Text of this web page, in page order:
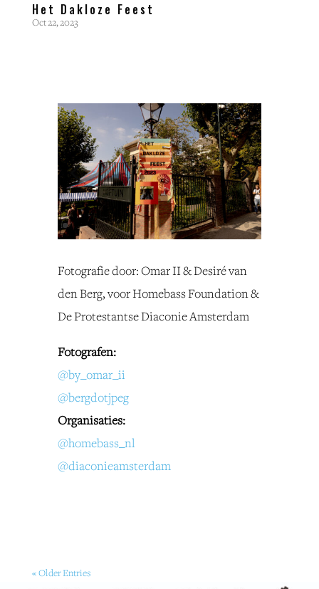
Het Dakloze Feest
Oct 22, 2023
Fotografie door: Omar II & Desiré van
den Berg, voor Homebass Foundation &
De Protestantse Diaconie Amsterdam
Fotografen:
@by_omar_ii
@bergdotjpeg
Organisaties:
@homebass_nl
@diaconieamsterdam
« Older Entries